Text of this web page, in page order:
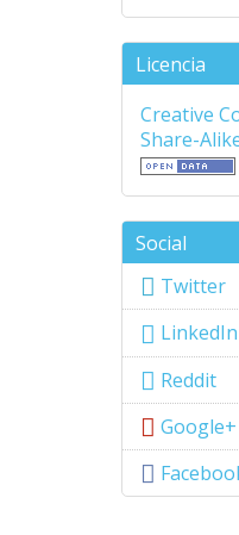
Licencia
Creative
Share-
Social
Twitter
LinkedIn
Reddit
Google+